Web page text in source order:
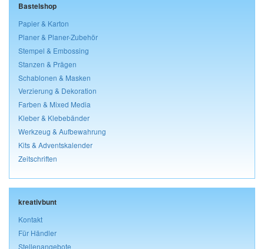
Bastelshop
Papier & Karton
Planer & Planer-Zubehör
Stempel & Embossing
Stanzen & Prägen
Schablonen & Masken
Verzierung & Dekoration
Farben & Mixed Media
Kleber & Klebebänder
Werkzeug & Aufbewahrung
Kits & Adventskalender
Zeitschriften
kreativbunt
Kontakt
Für Händler
Stellenangebote